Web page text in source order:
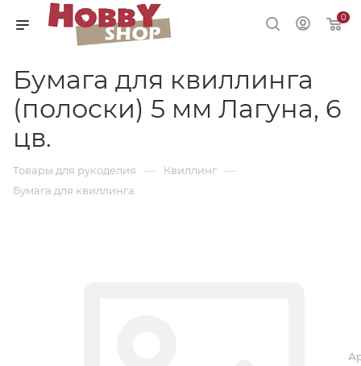
0
Бумага для квиллинга
(полоски) 5 мм Лагуна, 6
цв.
Товары для рукоделия — Квиллинг —
Бумага для квиллинга